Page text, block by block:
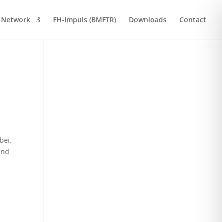
Network FH-Impuls (BMFTR) Downloads Contact